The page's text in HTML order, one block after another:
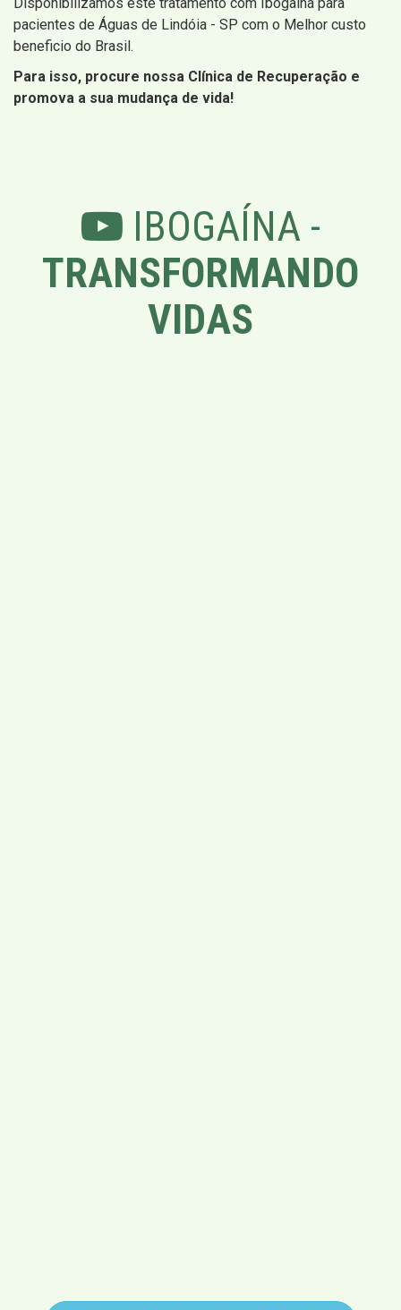
Disponibilizamos este tratamento com Ibogaína para
pacientes de Águas de Lindóia - SP com o Melhor custo
beneficio do Brasil.
Para isso, procure nossa Clínica de Recuperação e
promova a sua mudança de vida!
IBOGAÍNA -
TRANSFORMANDO
VIDAS